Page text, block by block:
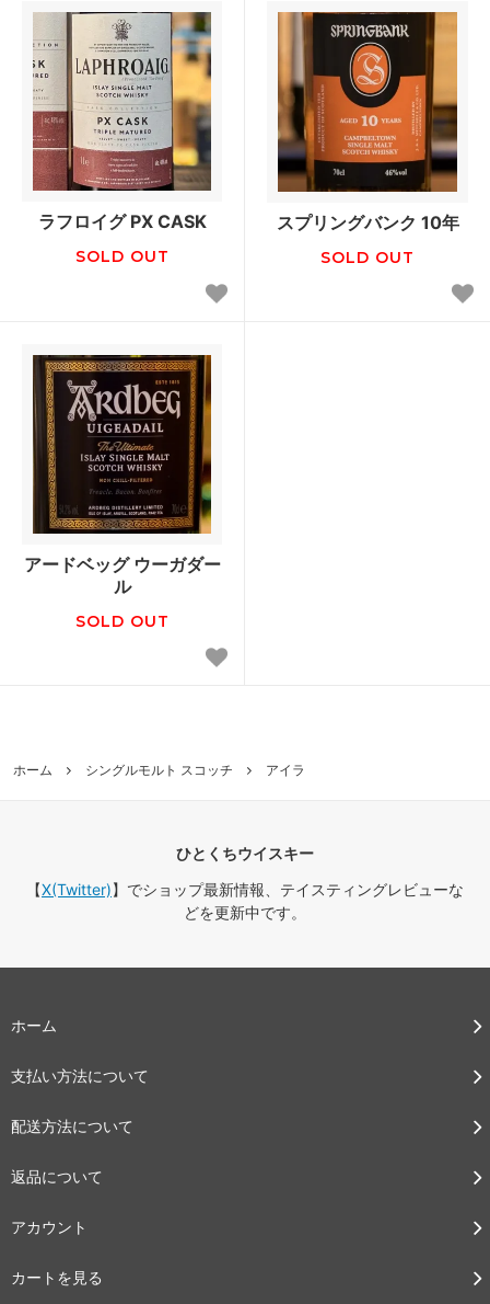
ラフロイグ PX CASK
SOLD OUT
スプリングバンク 10年
SOLD OUT
アードベッグ ウーガダー
ル
SOLD OUT
ホーム シングルモルト スコッチ アイラ
ひとくちウイスキー
【X(Twitter)】でショップ最新情報、テイスティングレビューな
どを更新中です。
ホーム
支払い方法について
配送方法について
返品について
アカウント
カートを見る